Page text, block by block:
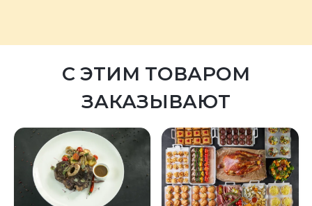
С ЭТИМ ТОВАРОМ
ЗАКАЗЫВАЮТ